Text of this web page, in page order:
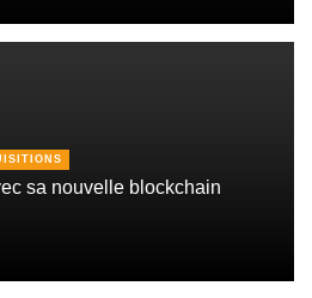
sa nouvelle blockchain